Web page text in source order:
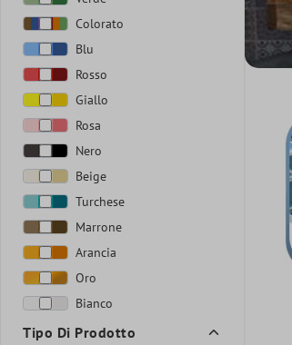
Colorato
Blu
Rosso
Giallo
Rosa
Nero
Beige
Turchese
Marrone
Arancia
Oro
Bianco
Tipo Di Prodotto